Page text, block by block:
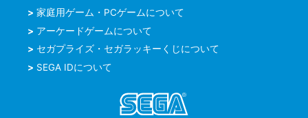
家庭用ゲーム・PCゲームについて
アーケードゲームについて
セガプライズ・セガラッキーくじについて
SEGA IDについて